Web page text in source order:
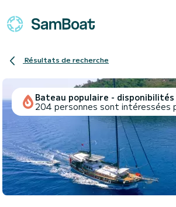
Résultats de recherche
Bateau populaire -
204 personnes sont intéressées